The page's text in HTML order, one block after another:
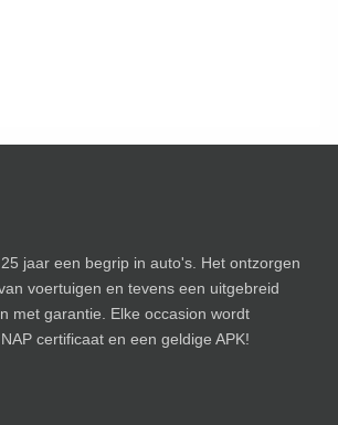
jaar een begrip in auto's. Het ontzorgen
voertuigen en tevens een uitgebreid
met garantie. Elke occasion wordt
certificaat en een geldige APK!